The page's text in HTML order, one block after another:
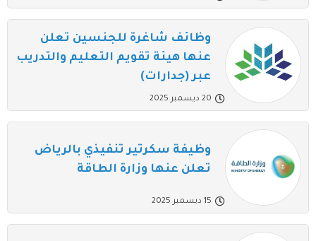
وظائف شاغرة للجنسين تعلن
عنها هيئة تقويم التعليم والتدريب
عبر (جدارات)
20 ديسمبر 2025
وظيفة سكرتير تنفيذي بالرياض
تعلن عنها وزارة الطاقة
15 ديسمبر 2025